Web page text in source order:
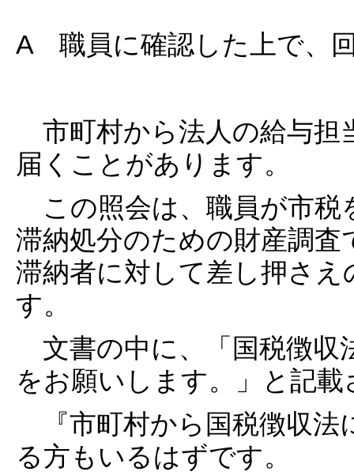
A 職員に確認した上で、
市町村から法人の給与担
届くことがあります。
この照会は、職員が市税
滞納処分のための財産調
滞納者に対して差し押さ
す。
文書の中に、「国税徴
をお願いします。」と記
『市町村から国税徴収法
る方もいるはずです。